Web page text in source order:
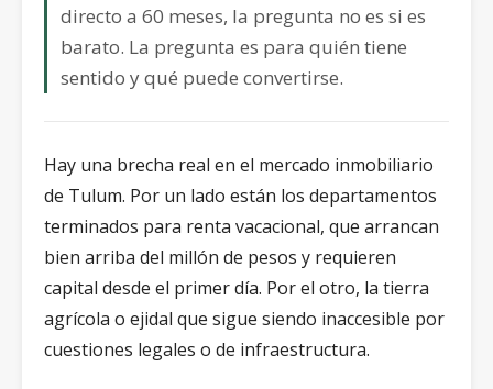
directo a 60 meses, la pregunta no es si es
barato. La pregunta es para quién tiene
sentido y qué puede convertirse.
Hay una brecha real en el mercado inmobiliario
de Tulum. Por un lado están los departamentos
terminados para renta vacacional, que arrancan
bien arriba del millón de pesos y requieren
capital desde el primer día. Por el otro, la tierra
agrícola o ejidal que sigue siendo inaccesible por
cuestiones legales o de infraestructura.